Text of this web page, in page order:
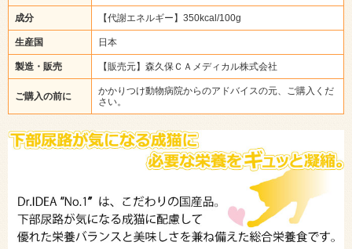
成分 【代謝エネルギー】350kcal/100g
生産国 日本
製造・販売 【販売元】森久保ＣＡメディカル株式会社
ご購入の前に
かかりつけ動物病院からのアドバイスの元、ご購入くだ
さい。